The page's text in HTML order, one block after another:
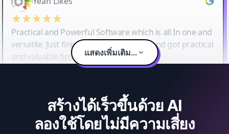
Practical and Powerful Software which is all In one and
versatile. Just finished their workshop and got practical
and valuable tips and tricks.
แสดงเพิ่มเติม...
สร้างได้เร็วขึ้นด้วย AI
ลองใช้โดยไม่มีความเสี่ยง